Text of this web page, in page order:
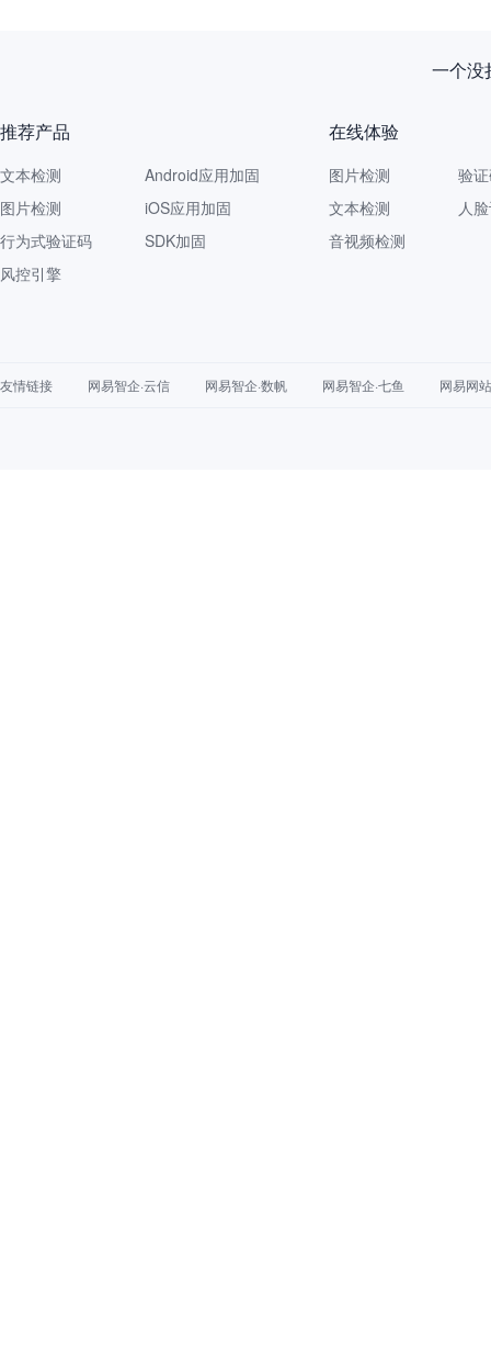
一个没
推荐产品
文本检测
图片检测
行为式验证码
风控引擎
Android应用加固
iOS应用加固
SDK加固
在线体验
图片检测
文本检测
音视频检测
验
人
友情链接 网易智企·云信 网易智企·数帆 网易智企·七鱼 网易网